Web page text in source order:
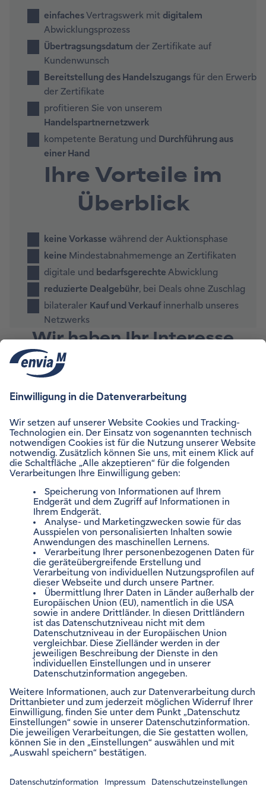
einfachesVertragswerk mit digitalem
Abwicklungsprozess
Übertragsungsdatum der Zertifikate auf
Kundenwunsch
Bereitstellung des Handelszugangs für den Erwerb
der Zertifikate
profitieren Sie von unserem
Handelspartnernetzwerk
kompetente Beratung und Durchführung aus
einer Hand
Ihre Vorteile im
Überblick
keine Vorkasse während der Auktionsphase
keine Mindestabnahmemenge an Zertifikaten
digitale und bedarfsgerechte Abwicklung
reduzierte Dealgebühr, bei Deals ohne Zuschlag
bilateraler Kauf und Verkaufinnerhalb unseres
Netzwerks
Wir haben Ihr Interesse
Dann nehmen Sie gern Kontakt mit uns über unser
Impressum
Rechtliche Hinweise